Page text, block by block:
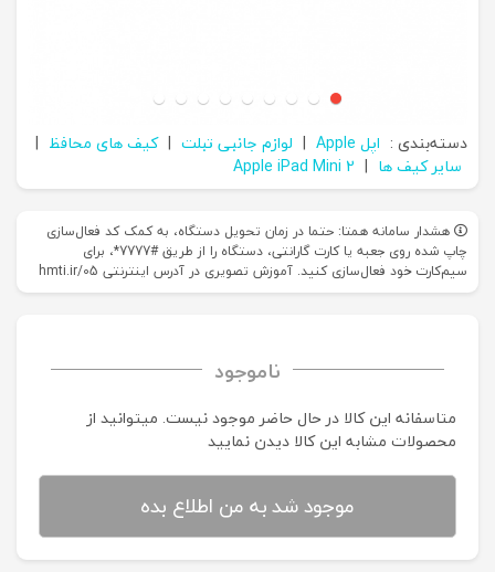
دسته‌بندی : اپل Apple | لوازم جانبی تبلت | کیف های محافظ |
سایر کیف ها |
Apple iPad Mini 2
هشدار سامانه همتا: حتما در زمان تحویل دستگاه، به کمک کد فعال‌سازی
چاپ شده روی جعبه یا کارت گارانتی، دستگاه را از طریق #7777*، برای
سیم‌کارت خود فعال‌سازی کنید. آموزش تصویری در آدرس اینترنتی hmti.ir/05
ناموجود
متاسفانه این کالا در حال حاضر موجود نیست. می‍توانید از
محصولات مشابه این کالا دیدن نمایید
موجود شد به من اطلاع بده